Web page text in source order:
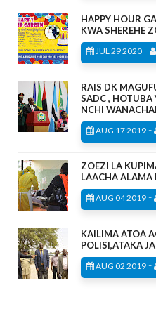
HAPPY HOUR
KWA SHEREHE
JUL 29 2020 -
RAIS DK
SADC ,
NCHI
AUG 17 2019 -
ZOEZI LA
LAACHA ALAMA
AUG 04 2019 -
KAILIMA ATOA
POLISI,ATAKA
AUG 02 2019 -